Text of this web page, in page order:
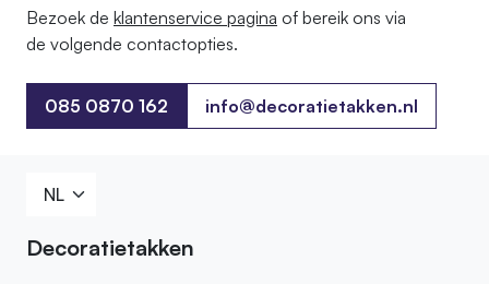
Bezoek de klantenservice pagina of bereik ons ​​via
de volgende contactopties.
085 0870 162
085 0870 162
info@decoratietakken.nl
Decoratietakken